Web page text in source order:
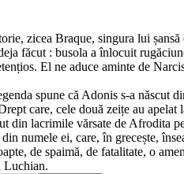
zicea Braque, singura lui
făcut : busola a înlocuit
El ne aduce aminte de
spune că Adonis s-a născut
care, cele două zeițe au
din lacrimile vărsate de Afrodita
numele ei, care, în grecește,
de spaimă, de fatalitate, o
Luchian.